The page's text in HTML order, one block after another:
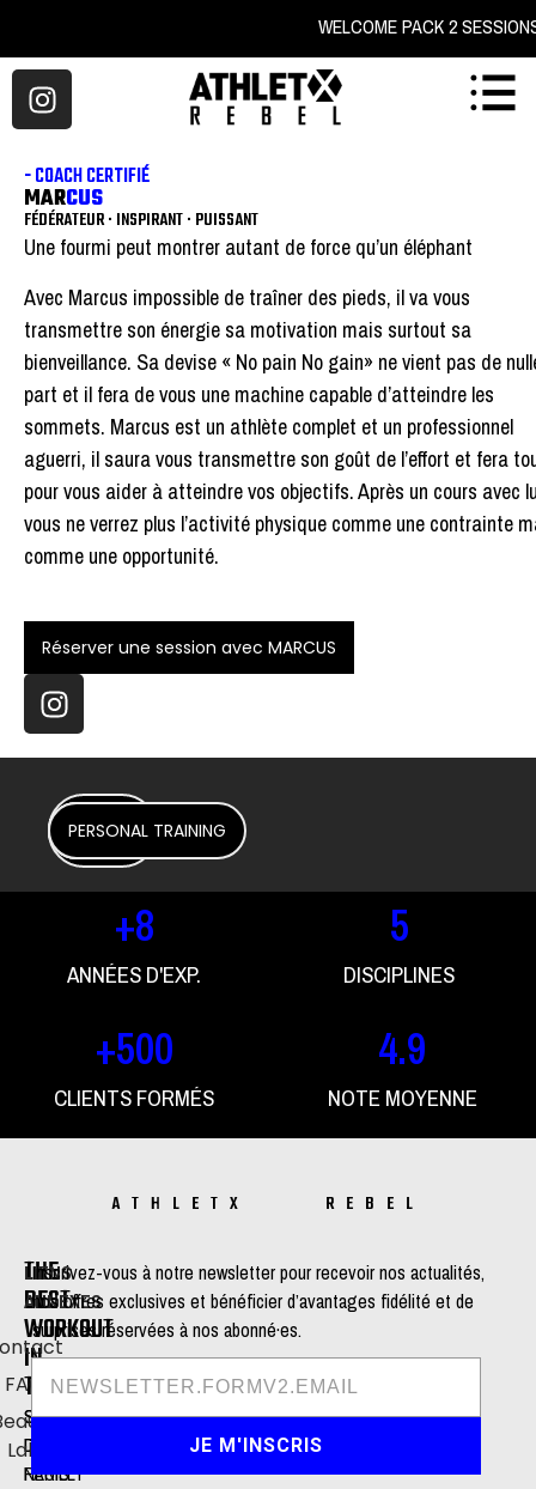
WELCOME PACK 2
- COACH CERTIFIÉ
MARCUS
FÉDÉRATEUR · INSPIRANT · PUISSANT
Une fourmi peut montrer autant de force qu’un éléphant
Avec Marcus impossible de traîner des pieds, il va vous
transmettre son énergie sa motivation mais surtout sa
bienveillance. Sa devise « No pain No gain» ne vient pas de
part et il fera de vous une machine capable d’atteindre les
sommets. Marcus est un athlète complet et un professionnel
aguerri, il saura vous transmettre son goût de l’effort et fera
pour vous aider à atteindre vos objectifs. Après un cours avec
vous ne verrez plus l’activité physique comme une contrainte
comme une opportunité.
Réserver une session avec MARCUS
DISCIPLINES
BOOTCAMP
CROSS
ATHLETX
BOXING
CYCLING
PERSONAL TRAINING
ANNÉES D'EXP.
+8
DISCIPLINES
5
CLIENTS FORMÉS
+500
NOTE MOYENNE
4.9
ATHLETX REBEL
THE
BEST
WORKOUT
IN
TOWN
STUDIO
DE
NEUILLY
STUDIO
DE
PARIS
LIENS
ANNEXES
FAQ
Lab
Inscrivez-vous à notre newsletter pour recevoir nos actualités,
nos offres exclusives et bénéficier d’avantages fidélité et de
surprises réservées à nos abonné·es.
JE M'INSCRIS